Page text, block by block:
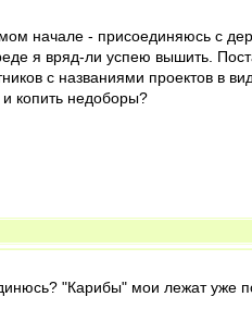
начале - присоединяюсь с
я вряд-ли успею вышить.
с названиями проектов в
копить недоборы?
"Карибы" мои лежат уже